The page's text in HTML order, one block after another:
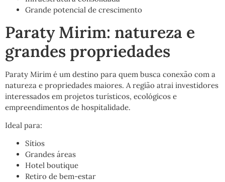
Grande potencial de crescimento
Paraty Mirim: natureza e
grandes propriedades
Paraty Mirim é um destino para quem busca conexão com a
natureza e propriedades maiores. A região atrai investidores
interessados em projetos turísticos, ecológicos e
empreendimentos de hospitalidade.
Ideal para:
Sítios
Grandes áreas
Hotel boutique
Retiro de bem-estar